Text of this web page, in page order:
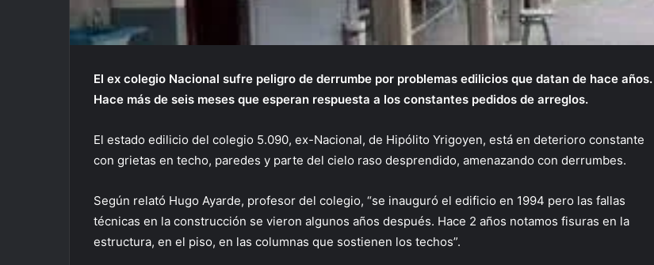
El ex colegio Nacional sufre peligro de derrumbe por problemas edilicios que datan de hace años.
Hace más de seis meses que esperan respuesta a los constantes pedidos de arreglos.
El estado edilicio del colegio 5.090, ex-Nacional, de Hipólito Yrigoyen, está en deterioro constante
con grietas en techo, paredes y parte del cielo raso desprendido, amenazando con derrumbes.
Según relató Hugo Ayarde, profesor del colegio, “se inauguró el edificio en 1994 pero las fallas
técnicas en la construcción se vieron algunos años después. Hace 2 años notamos fisuras en la
estructura, en el piso, en las columnas que sostienen los techos”.